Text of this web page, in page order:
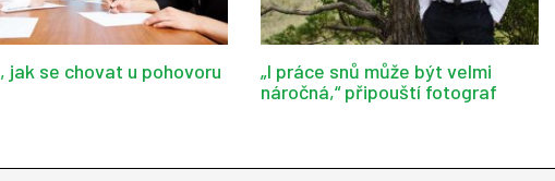
jak se chovat u pohovoru
„I práce snů může být velmi
náročná,“ připouští fotograf